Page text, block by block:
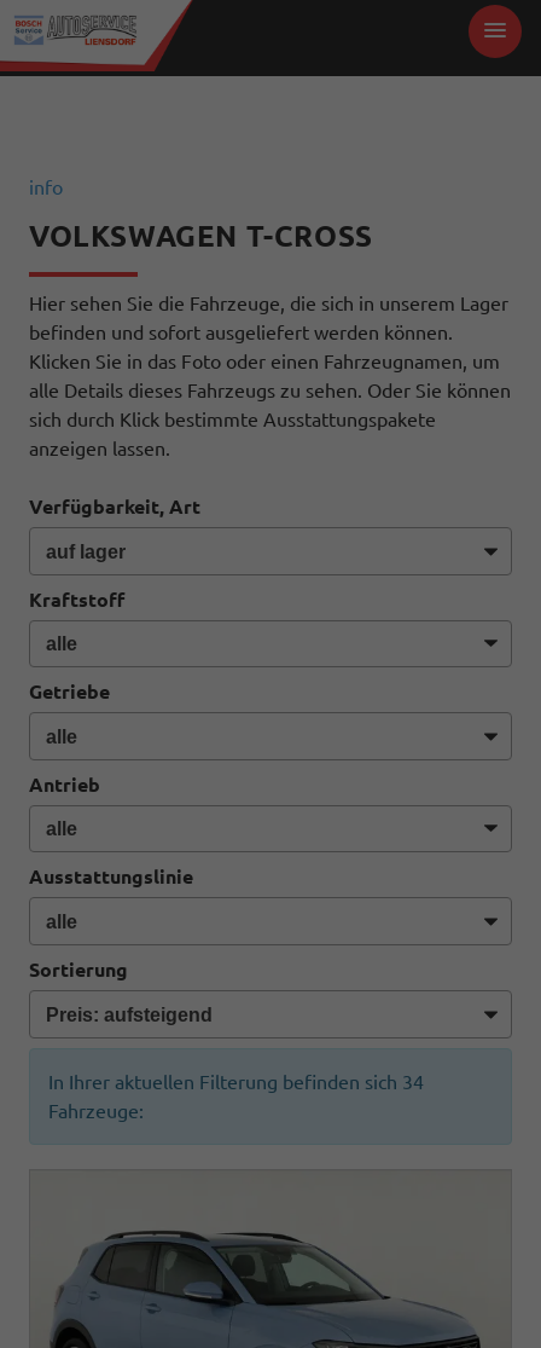
info
VOLKSWAGEN T-CROSS
Hier sehen Sie die Fahrzeuge, die sich in unserem Lager
befinden und sofort ausgeliefert werden können.
Klicken Sie in das Foto oder einen Fahrzeugnamen, um
alle Details dieses Fahrzeugs zu sehen. Oder Sie können
sich durch Klick bestimmte Ausstattungspakete
anzeigen lassen.
Verfügbarkeit, Art
Kraftstoff
Getriebe
Antrieb
Ausstattungslinie
Sortierung
In Ihrer aktuellen Filterung befinden sich 34
Fahrzeuge: